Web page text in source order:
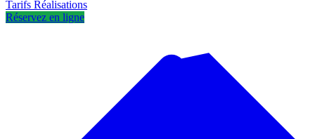
Tarifs Réalisations
Réservez en ligne